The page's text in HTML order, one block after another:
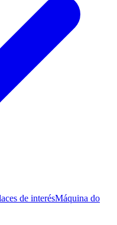
de interésMáquina do